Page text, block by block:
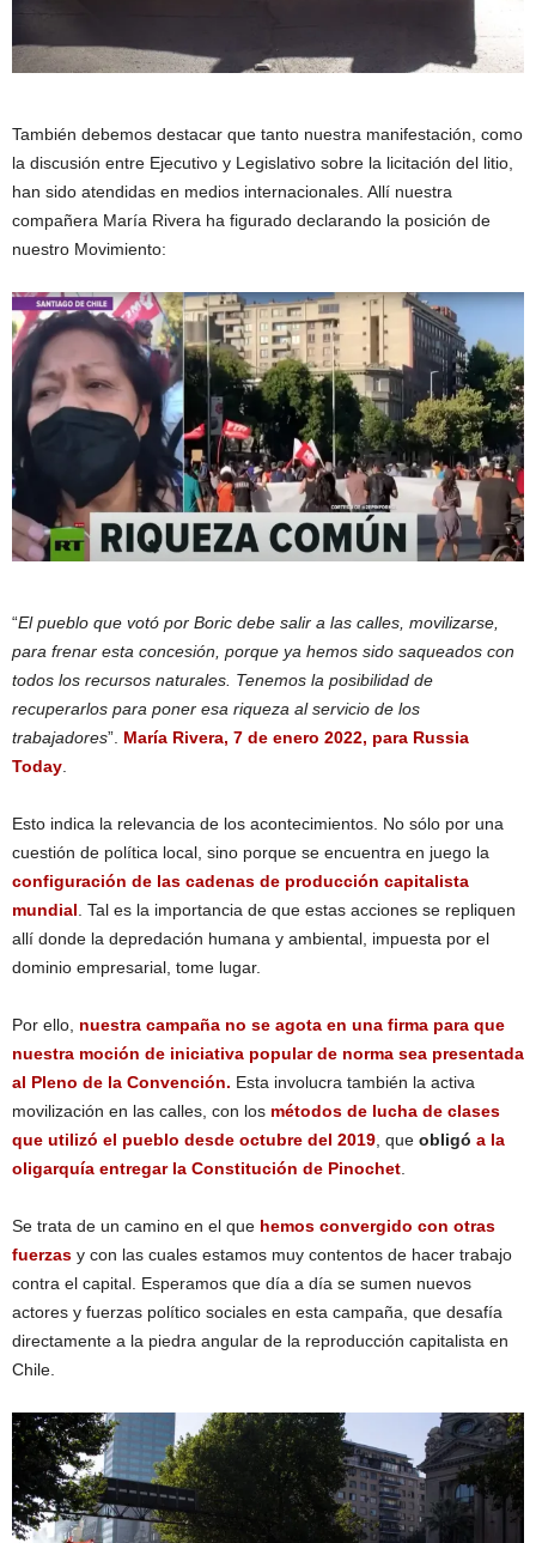
También debemos destacar que tanto nuestra manifestación, como
la discusión entre Ejecutivo y Legislativo sobre la licitación del litio,
han sido atendidas en medios internacionales. Allí nuestra
compañera María Rivera ha figurado declarando la posición de
nuestro Movimiento:
“El pueblo que votó por Boric debe salir a las calles, movilizarse,
para frenar esta concesión, porque ya hemos sido saqueados con
todos los recursos naturales. Tenemos la posibilidad de
recuperarlos para poner esa riqueza al servicio de los
trabajadores”. María Rivera, 7 de enero 2022, para Russia
Today
Esto indica la relevancia de los acontecimientos. No sólo por una
cuestión de política local, sino porque se encuentra en juego la
configuración de las cadenas de producción capitalista
mundial . Tal es la importancia de que estas acciones se repliquen
allí donde la depredación humana y ambiental, impuesta por el
dominio empresarial, tome lugar.
Por ello, nuestra campaña no se agota en una firma para que
nuestra moción de iniciativa popular de norma sea presentada
al Pleno de la Convención. Esta involucra también la activa
movilización en las calles, con los métodos de lucha de clases
que utilizó el pueblo desde octubre del 2019 , que obligó a la
oligarquía entregar la Constitución de Pinochet
Se trata de un camino en el que hemos convergido con otras
fuerzas y con las cuales estamos muy contentos de hacer trabajo
contra el capital. Esperamos que día a día se sumen nuevos
actores y fuerzas político sociales en esta campaña, que desafía
directamente a la piedra angular de la reproducción capitalista en
Chile.